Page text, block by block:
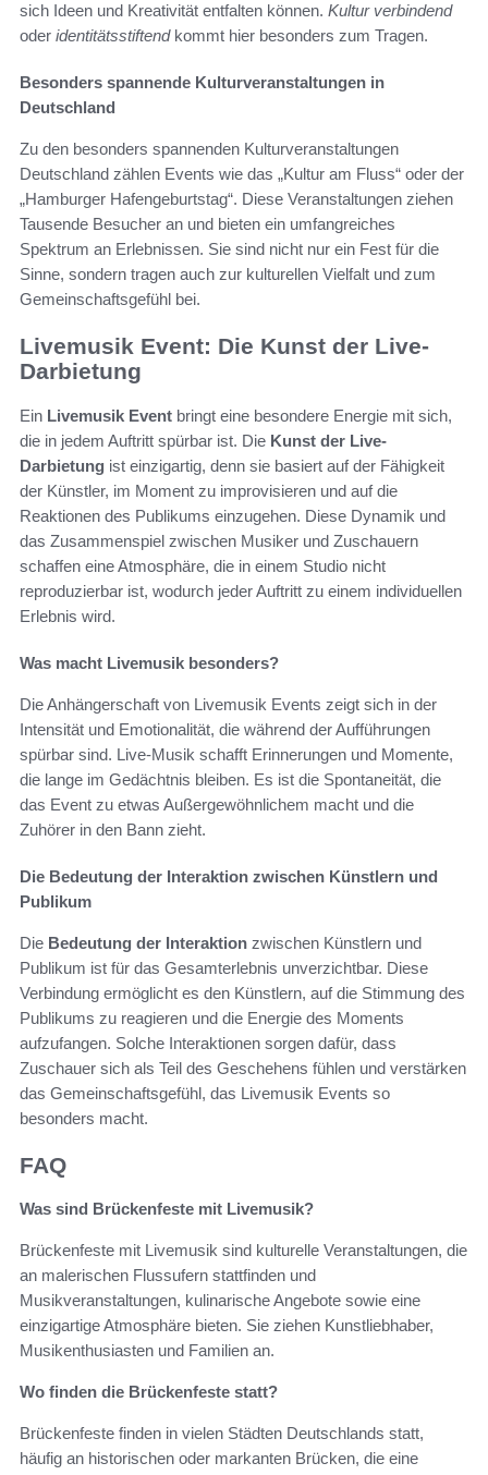
sich Ideen und Kreativität entfalten können. Kultur verbindend
oder identitätsstiftendkommt hier besonders zum Tragen.
Besonders spannende Kulturveranstaltungen in
Deutschland
Zu den besonders spannenden Kulturveranstaltungen
Deutschland zählen Events wie das „Kultur am Fluss“ oder der
„Hamburger Hafengeburtstag“. Diese Veranstaltungen ziehen
Tausende Besucher an und bieten ein umfangreiches
Spektrum an Erlebnissen. Sie sind nicht nur ein Fest für die
Sinne, sondern tragen auch zur kulturellen Vielfalt und zum
Gemeinschaftsgefühl bei.
Livemusik Event: Die Kunst der Live-
Darbietung
Ein Livemusik Event bringt eine besondere Energie mit sich,
die in jedem Auftritt spürbar ist. Die Kunst der Live-
Darbietung ist einzigartig, denn sie basiert auf der Fähigkeit
der Künstler, im Moment zu improvisieren und auf die
Reaktionen des Publikums einzugehen. Diese Dynamik und
das Zusammenspiel zwischen Musiker und Zuschauern
schaffen eine Atmosphäre, die in einem Studio nicht
reproduzierbar ist, wodurch jeder Auftritt zu einem individuellen
Erlebnis wird.
Was macht Livemusik besonders?
Die Anhängerschaft von Livemusik Events zeigt sich in der
Intensität und Emotionalität, die während der Aufführungen
spürbar sind. Live-Musik schafft Erinnerungen und Momente,
die lange im Gedächtnis bleiben. Es ist die Spontaneität, die
das Event zu etwas Außergewöhnlichem macht und die
Zuhörer in den Bann zieht.
Die Bedeutung der Interaktion zwischen Künstlern und
Publikum
Die Bedeutung der Interaktion zwischen Künstlern und
Publikum ist für das Gesamterlebnis unverzichtbar. Diese
Verbindung ermöglicht es den Künstlern, auf die Stimmung des
Publikums zu reagieren und die Energie des Moments
aufzufangen. Solche Interaktionen sorgen dafür, dass
Zuschauer sich als Teil des Geschehens fühlen und verstärken
das Gemeinschaftsgefühl, das Livemusik Events so
besonders macht.
FAQ
Was sind Brückenfeste mit Livemusik?
Brückenfeste mit Livemusik sind kulturelle Veranstaltungen, die
an malerischen Flussufern stattfinden und
Musikveranstaltungen, kulinarische Angebote sowie eine
einzigartige Atmosphäre bieten. Sie ziehen Kunstliebhaber,
Musikenthusiasten und Familien an.
Wo finden die Brückenfeste statt?
Brückenfeste finden in vielen Städten Deutschlands statt,
häufig an historischen oder markanten Brücken, die eine